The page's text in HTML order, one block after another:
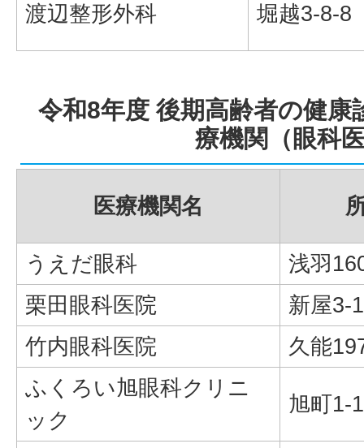
渡辺整形外科 堀越3-8-8
令和8年度 後期高齢者の健康
療機関（眼科
医療機関名
うえだ眼科
浅羽
栗田眼科医院
新屋3-
竹内眼科医院
久能
ふくろい旭眼科クリニ
ック
旭町1-